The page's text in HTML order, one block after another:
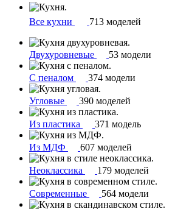
Все кухни 713 моделей
Двухуровневые 53 модели
С пеналом 374 модели
Угловые 390 моделей
Из пластика 371 модель
Из МДФ 607 моделей
Неоклассика 179 моделей
Современные 564 модели